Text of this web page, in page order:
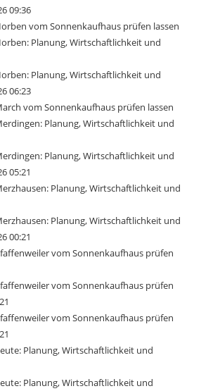
09:36
vom Sonnenkaufhaus prüfen lassen
Planung, Wirtschaftlichkeit und
Planung, Wirtschaftlichkeit und
06:23
vom Sonnenkaufhaus prüfen lassen
Planung, Wirtschaftlichkeit und
Planung, Wirtschaftlichkeit und
05:21
Planung, Wirtschaftlichkeit und
Planung, Wirtschaftlichkeit und
00:21
vom Sonnenkaufhaus prüfen
vom Sonnenkaufhaus prüfen
vom Sonnenkaufhaus prüfen
Planung, Wirtschaftlichkeit und
Planung, Wirtschaftlichkeit und